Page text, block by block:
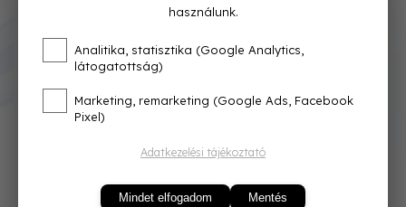
0
Azonnal raktárról
használunk.
Analitika, statisztika (Google Analytics,
látogatottság)
Marketing, remarketing (Google Ads, Facebook
Pixel)
Adatkezelési tájékoztató
Mindet elfogadom Mentés